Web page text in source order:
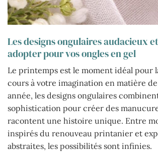
Les designs ongulaires audacieux
adopter pour vos ongles en gel
Le printemps est le moment idéal pour
cours à votre imagination en matière
année, les designs ongulaires
sophistication pour créer des
racontent une histoire unique. Entre
inspirés du renouveau printanier et
abstraites, les possibilités sont infinies.